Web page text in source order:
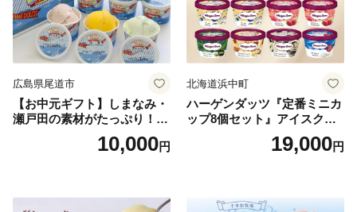
広島県尾道市
【お中元ギフト】しまなみ・
瀬戸田の素材がたっぷり！ジ
10,000円
北海道浜中町
ハーゲンダッツ『定番ミニカ
ップ8個セット』アイスクリ
ーム アイス スイーツ デザー
19,000円